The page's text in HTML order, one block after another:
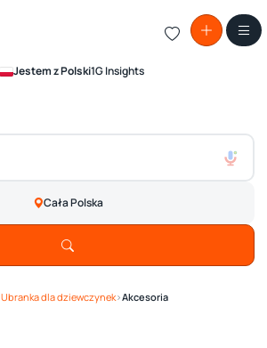
Jestem z Polski1G Insights
Cała Polska
Ubranka dla dziewczynek›Akcesoria